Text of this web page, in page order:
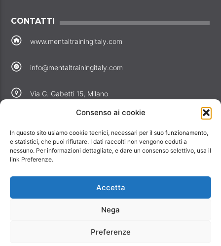
Consenso ai cookie
In questo sito usiamo cookie tecnici, necessari per il suo funzionamento,
e statistici, che puoi rifiutare. I dati raccolti non vengono ceduti a
nessuno. Per informazioni dettagliate, e dare un consenso selettivo, usa il
link Preferenze.
Accetta
Nega
Preferenze
CONTATTI
www.mentaltrainingitaly.com
info@mentaltrainingitaly.com
Via G. Gabetti 15, Milano
Perché noi
Offerte
Informativa privacy
Informativa cookie